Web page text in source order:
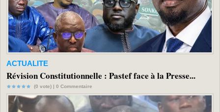
ACTUALITE
Révision Constitutionnelle : Pastef face à la Presse...
(0 vote) | 0 Commentaire